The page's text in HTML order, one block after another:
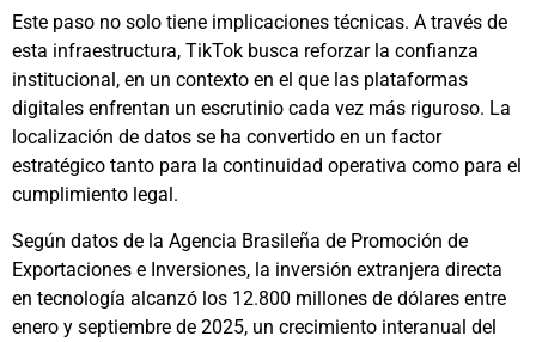
Este paso no solo tiene implicaciones técnicas. A través de
esta infraestructura, TikTok busca reforzar la confianza
institucional, en un contexto en el que las plataformas
digitales enfrentan un escrutinio cada vez más riguroso. La
localización de datos se ha convertido en un factor
estratégico tanto para la continuidad operativa como para el
cumplimiento legal.
Según datos de la Agencia Brasileña de Promoción de
Exportaciones e Inversiones, la inversión extranjera directa
en tecnología alcanzó los 12.800 millones de dólares entre
enero y septiembre de 2025, un crecimiento interanual del